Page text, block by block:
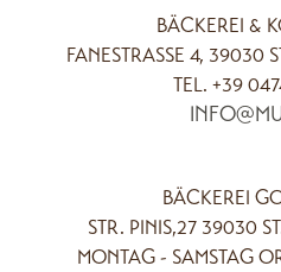
BÄCKEREI &
FANESTRASSE 4, 39030
TEL. +39
BÄCKEREI
STR. PINIS,27 39030
MONTAG - SAMSTAG